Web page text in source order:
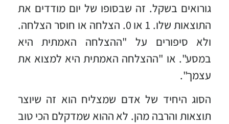
גורואים בשקל. זה שבסופו של יום מודדים את
התוצאות שלו. 1 או 0. הצלחה או חוסר הצלחה.
ולא סיפורים על "ההצלחה האמתית היא
במסע". או "ההצלחה האמתית היא למצוא את
עצמך".
הסוג היחיד של אדם שמצליח הוא זה שיוצר
תוצאות והרבה מהן. לא ההוא שמדקלם הכי טוב